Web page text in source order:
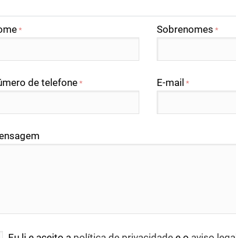
* Sobrenomes *
de telefone* E-mail *